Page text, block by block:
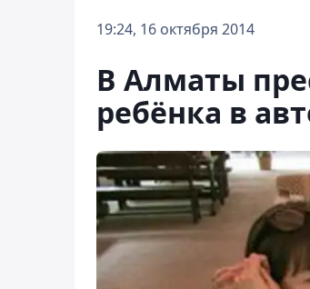
19:24, 16 октября 2014
В Алматы
ребёнка в